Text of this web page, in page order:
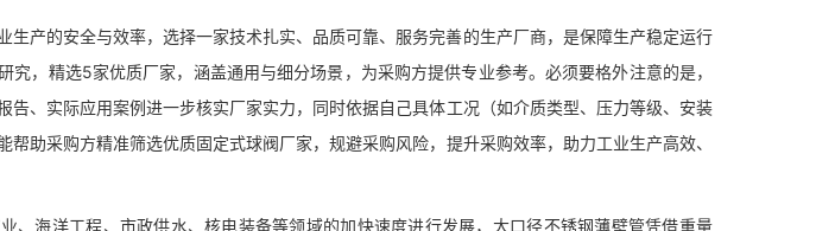
产的安全与效率，选择一家技术扎实、品质可靠、服务完善的生产厂商，是保障生产稳定运行
究，精选5家优质厂家，涵盖通用与细分场景，为采购方提供专业参考。必须要格外注意的是，
告、实际应用案例进一步核实厂家实力，同时依据自己具体工况（如介质类型、压力等级、安装
助采购方精准筛选优质固定式球阀厂家，规避采购风险，提升采购效率，助力工业生产高效、
海洋工程、市政供水、核电装备等领域的加快速度进行发展，大口径不锈钢薄壁管凭借重量